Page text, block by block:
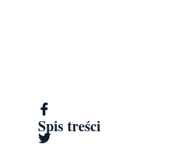
Spis treści